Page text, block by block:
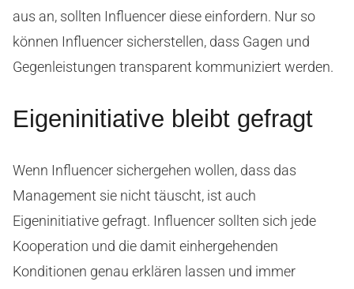
aus an, sollten Influencer diese einfordern. Nur so
können Influencer sicherstellen, dass Gagen und
Gegenleistungen transparent kommuniziert werden.
Eigeninitiative bleibt gefragt
Wenn Influencer sichergehen wollen, dass das
Management sie nicht täuscht, ist auch
Eigeninitiative gefragt. Influencer sollten sich jede
Kooperation und die damit einhergehenden
Konditionen genau erklären lassen und immer